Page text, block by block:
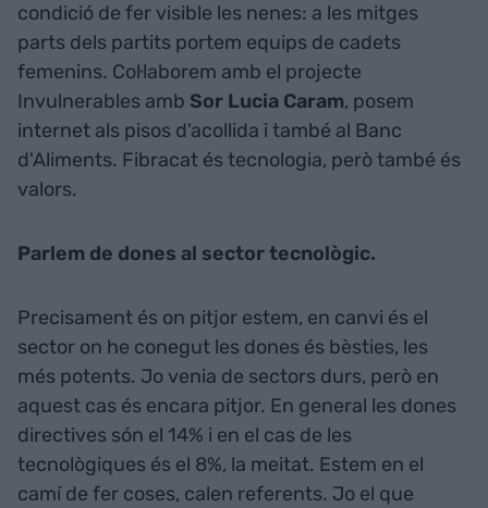
condició de fer visible les nenes: a les mitges
parts dels partits portem equips de cadets
femenins. Col·laborem amb el projecte
Invulnerables amb Sor Lucia Caram, posem
internet als pisos d'acollida i també al Banc
d'Aliments. Fibracat és tecnologia, però també és
valors.
Parlem de dones al sector tecnològic.
Precisament és on pitjor estem, en canvi és el
sector on he conegut les dones és bèsties, les
més potents. Jo venia de sectors durs, però en
aquest cas és encara pitjor. En general les dones
directives són el 14% i en el cas de les
tecnològiques és el 8%, la meitat. Estem en el
camí de fer coses, calen referents. Jo el que